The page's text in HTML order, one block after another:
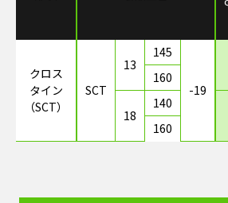
クロス
タイン
（SCT）
SCT
13
145
-19
160
18
140
160